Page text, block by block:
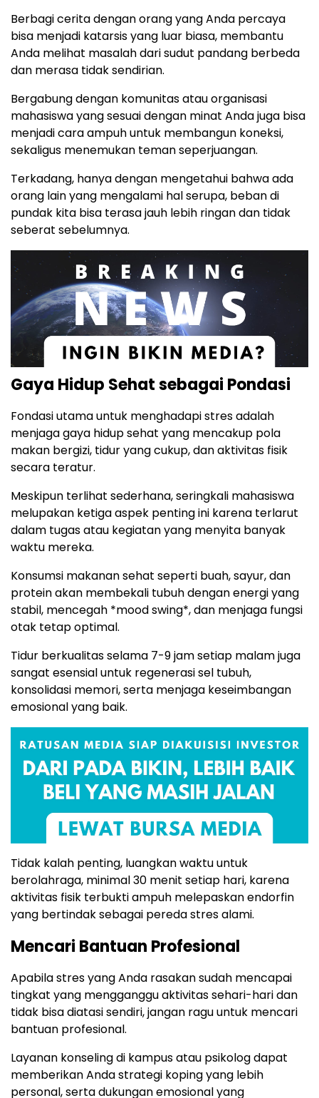
Berbagi cerita dengan orang yang Anda percaya
bisa menjadi katarsis yang luar biasa, membantu
Anda melihat masalah dari sudut pandang berbeda
dan merasa tidak sendirian.
Bergabung dengan komunitas atau organisasi
mahasiswa yang sesuai dengan minat Anda juga bisa
menjadi cara ampuh untuk membangun koneksi,
sekaligus menemukan teman seperjuangan.
Terkadang, hanya dengan mengetahui bahwa ada
orang lain yang mengalami hal serupa, beban di
pundak kita bisa terasa jauh lebih ringan dan tidak
seberat sebelumnya.
Gaya Hidup Sehat sebagai Pondasi
Fondasi utama untuk menghadapi stres adalah
menjaga gaya hidup sehat yang mencakup pola
makan bergizi, tidur yang cukup, dan aktivitas fisik
secara teratur.
Meskipun terlihat sederhana, seringkali mahasiswa
melupakan ketiga aspek penting ini karena terlarut
dalam tugas atau kegiatan yang menyita banyak
waktu mereka.
Konsumsi makanan sehat seperti buah, sayur, dan
protein akan membekali tubuh dengan energi yang
stabil, mencegah *mood swing*, dan menjaga fungsi
otak tetap optimal.
Tidur berkualitas selama 7-9 jam setiap malam juga
sangat esensial untuk regenerasi sel tubuh,
konsolidasi memori, serta menjaga keseimbangan
emosional yang baik.
Tidak kalah penting, luangkan waktu untuk
berolahraga, minimal 30 menit setiap hari, karena
aktivitas fisik terbukti ampuh melepaskan endorfin
yang bertindak sebagai pereda stres alami.
Mencari Bantuan Profesional
Apabila stres yang Anda rasakan sudah mencapai
tingkat yang mengganggu aktivitas sehari-hari dan
tidak bisa diatasi sendiri, jangan ragu untuk mencari
bantuan profesional.
Layanan konseling di kampus atau psikolog dapat
memberikan Anda strategi koping yang lebih
personal, serta dukungan emosional yang